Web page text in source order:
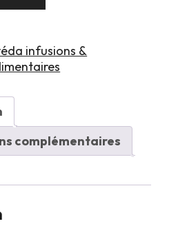
infusions &
complémentaires